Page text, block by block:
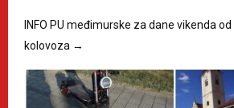
INFO PU međimurske za dane vikenda od
kolovoza →